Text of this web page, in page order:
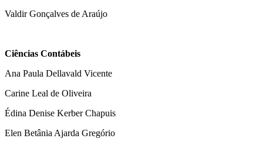
Valdir Gonçalves de Araújo
Ciências Contábeis
Ana Paula Dellavald Vicente
Carine Leal de Oliveira
Édina Denise Kerber Chapuis
Elen Betânia Ajarda Gregório